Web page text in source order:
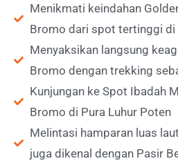
Menikmati keindahan
Bromo dari spot tertinggi di
Menyaksikan langsung
Bromo dengan trekking
Kunjungan ke Spot Ibadah
Bromo di Pura Luhur Poten
Melintasi hamparan luas
juga dikenal dengan Pasir